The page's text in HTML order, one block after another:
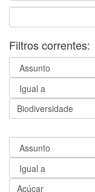
Filtros correntes: